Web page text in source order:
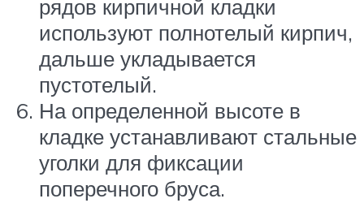
рядов кирпичной кладки
используют полнотелый кирпич,
дальше укладывается
пустотелый.
На определенной высоте в
кладке устанавливают стальные
уголки для фиксации
поперечного бруса.